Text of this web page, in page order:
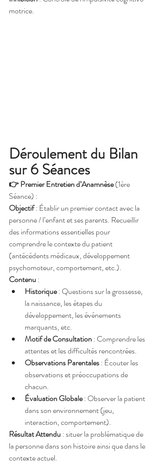
motrice.
Déroulement du Bilan
sur 6 Séances
👉 Premier Entretien d’Anamnèse (1ère
Séance) :
Objectif : Établir un premier contact avec la
personne / l’enfant et ses parents. Recueillir
des informations essentielles pour
comprendre le contexte du patient
(antécédents médicaux, développement
psychomoteur, comportement, etc.).
Contenu :
Historique : Questions sur la grossesse,
la naissance, les étapes du
développement, les événements
marquants, etc.
Motif de Consultation : Comprendre les
attentes et les difficultés rencontrées.
Observations Parentales : Écouter les
observations et préoccupations de
chacun.
Évaluation Globale : Observer la patient
dans son environnement (jeu,
interaction, comportement).
Résultat Attendu : situer la problématique de
la personne dans son histoire ainsi que dans le
contexte actuel.